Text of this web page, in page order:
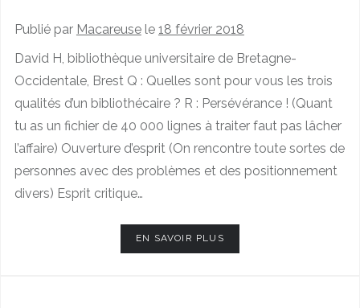
Publié par Macareusele 18 février 2018
David H, bibliothèque universitaire de Bretagne-
Occidentale, Brest Q : Quelles sont pour vous les trois
qualités d’un bibliothécaire ? R : Persévérance ! (Quant
tu as un fichier de 40 000 lignes à traiter faut pas lâcher
l’affaire) Ouverture d’esprit (On rencontre toute sortes de
personnes avec des problèmes et des positionnement
divers) Esprit critique…
EN SAVOIR PLUS